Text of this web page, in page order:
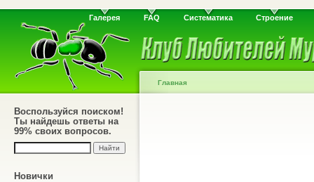
Галерея FAQ Систематика Строение
Воспользуйся поиском!
Ты найдешь ответы на
99% своих вопросов.
Новички
Главная